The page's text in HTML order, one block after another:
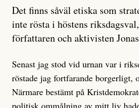
Artikeln undersöker inte, som ETC
är sant, vad som är rykten”, utan
ännu mer ryktesspridning. Det
misstänkta personen är en
får veta är att personen har ändrat
under åren, att den har raderat
sociala medier, att artikelns
Det finns såväl etiska som
inte rösta i höstens
författaren och aktivisten
Senast jag stod vid urnan var i
röstade jag fortfarande borgerligt,
Närmare bestämt på
politisk ommålning av mitt liv